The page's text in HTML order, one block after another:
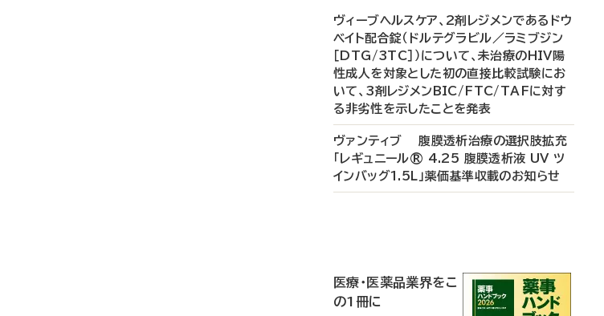
ヴィーブヘルスケア、2剤レジメンであるドウ
ベイト配合錠（ドルテグラビル／ラミブジン
［DTG/3TC］）について、未治療のHIV陽
性成人を対象とした初の直接比較試験にお
いて、3剤レジメンBIC/FTC/TAFに対す
る非劣性を示したことを発表
ヴァンティブ 腹膜透析治療の選択肢拡充
「レギュニール® 4.25 腹膜透析液 UV ツ
インバッグ1.5L」薬価基準収載のお知らせ
医療・医薬品業界をこ
の1冊に